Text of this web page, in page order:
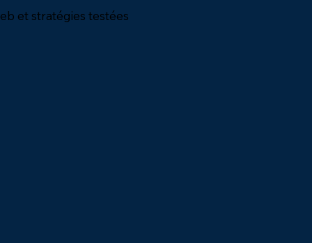
et stratégies testées